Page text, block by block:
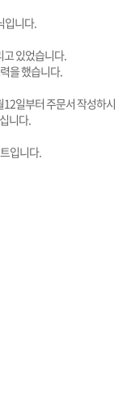
입니다.
고 있었습니다.
을 했습니다.
일부터 주문서 작성하시
니다.
입니다.